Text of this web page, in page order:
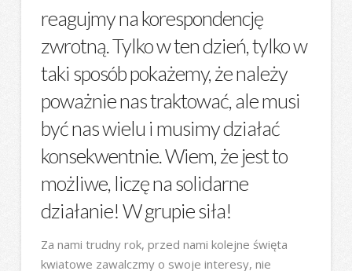
reagujmy na korespondencję
zwrotną. Tylko w ten dzień, tylko w
taki sposób pokażemy, że należy
poważnie nas traktować, ale musi
być nas wielu i musimy działać
konsekwentnie. Wiem, że jest to
możliwe, liczę na solidarne
działanie! W grupie siła!
Za nami trudny rok, przed nami kolejne święta
kwiatowe zawalczmy o swoje interesy, nie